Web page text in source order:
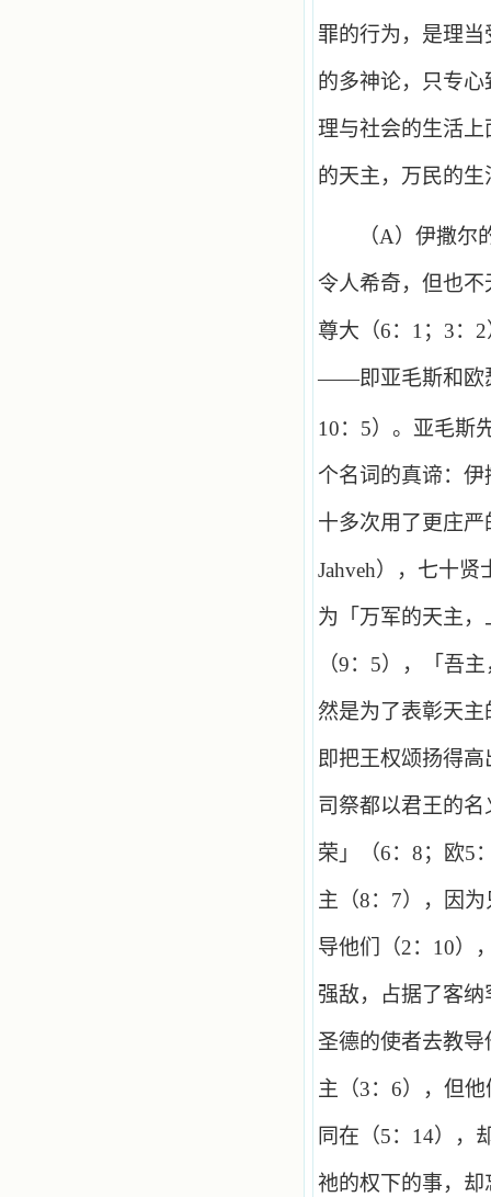
罪的行为，是理
的多神论，只专
理与社会的生活
的天主，万民的
（A）伊撒尔
令人希奇，但也
尊大（6： 1 ； 3： 2
——即亚毛斯和欧
10： 5）。亚毛斯
个名词的真谛：
十多次用了更庄
Jahveh），七十贤
为「万军的天主，
（9： 5），「吾
然是为了表彰天
即把王权颂扬得
司祭都以君王的名
荣」（6： 8；欧5
主（8： 7），因
导他们（2： 10）
强敌，占据了客纳
圣德的使者去教导
主（3： 6），但
同在（5： 14），
祂的权下的事，